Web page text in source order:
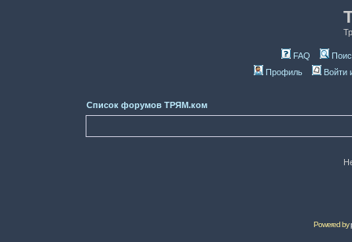
FAQ
Профиль
Войти
Список форумов ТРЯМ.ком
Powered by